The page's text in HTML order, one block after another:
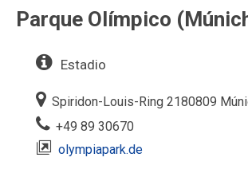
Parque Olímpico
Estadio
Spiridon-Louis-Ring 2180809
+49 89 30670 ‎
olympiapark.de